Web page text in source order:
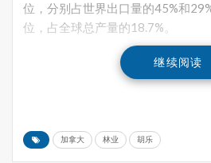
位，分别占世界出口量的45%和
位，占全球总产量的18.7%。
继续阅读
加拿大 林业 胡乐